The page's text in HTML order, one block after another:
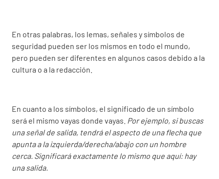
En otras palabras, los lemas, señales y símbolos de
seguridad pueden ser los mismos en todo el mundo,
pero pueden ser diferentes en algunos casos debido a la
cultura o a la redacción.
En cuanto a los símbolos, el significado de un símbolo
será el mismo vayas donde vayas. Por ejemplo, si buscas
una señal de salida, tendrá el aspecto de una flecha que
apunta a la izquierda/derecha/abajo con un hombre
cerca. Significará exactamente lo mismo que aquí: hay
una salida.